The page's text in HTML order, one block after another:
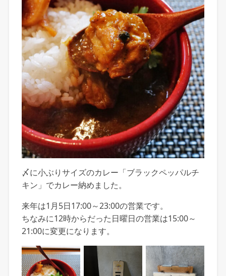
〆に小ぶりサイズのカレー「ブラックペッパルチ
キン」でカレー納めました。
来年は1月5日17:00～23:00の営業です。
ちなみに12時からだった日曜日の営業は15:00～
21:00に変更になります。